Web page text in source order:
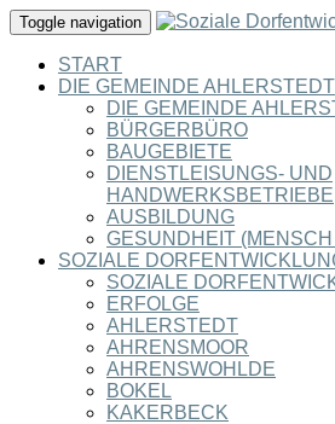
Toggle navigation
START
DIE GEMEINDE AHLERSTEDT
DIE GEMEINDE
BÜRGERBÜRO
BAUGEBIETE
DIENSTLEISUNGS- UND
HANDWERKSBETRIEBE
AUSBILDUNG
GESUNDHEIT
SOZIALE
SOZIALE
ERFOLGE
AHLERSTEDT
AHRENSMOOR
AHRENSWOHLDE
BOKEL
KAKERBECK